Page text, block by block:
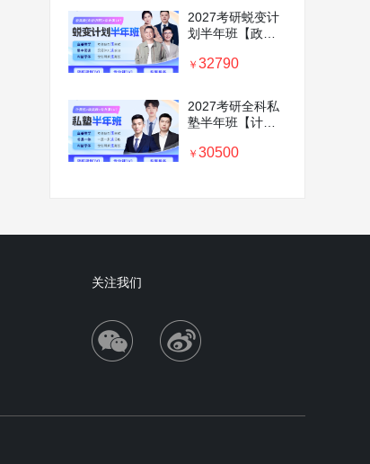
2027考研蜕变计
划半年班【政治
前密训营+专业课
￥ 32790
2027考研全科私
塾半年班【计算
业课1v1】
￥ 30500
关注我们